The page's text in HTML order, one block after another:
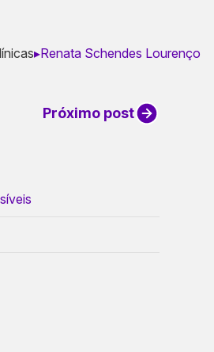
▸Renata Schendes Lourenço
Próximo post